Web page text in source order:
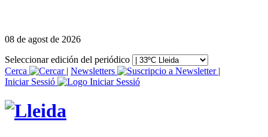
08 de agost de 2026
Seleccionar edición del periódico
Cerca
| Newsletters
|
Iniciar Sessió